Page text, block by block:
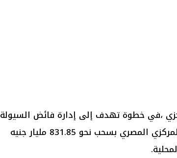
،في خطوة تهدف إلى إدارة فائض السيولة
في السوق المصرفي، قام البنك المركزي المصري بسحب نحو 831.85 مليار جنيه